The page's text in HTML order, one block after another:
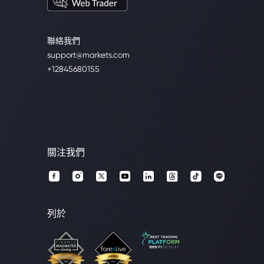
聯絡我們
support@markets.com
+12845680155
關注我們
列於